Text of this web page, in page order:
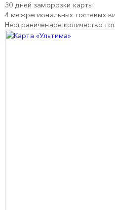
30 дней заморозки карты
4 межрегиональных гостевых
Неограниченное количество